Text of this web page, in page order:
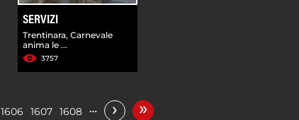
SERVIZI
Trentinara, Carnevale
anima le ...
3757
1606 1607 1608 … › »